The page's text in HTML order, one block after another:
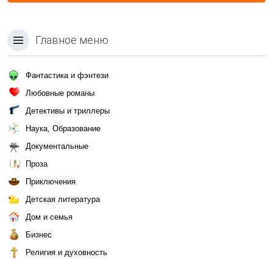
Главное меню
Фантастика и фэнтези
Любовные романы
Детективы и триллеры
Наука, Образование
Документальные
Проза
Приключения
Детская литература
Дом и семья
Бизнес
Религия и духовность